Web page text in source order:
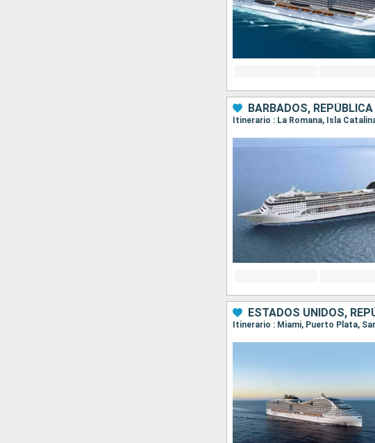
BARBADOS,
ESTADOS UNIDOS,
Itinerario : Miami, Puerto Plata,